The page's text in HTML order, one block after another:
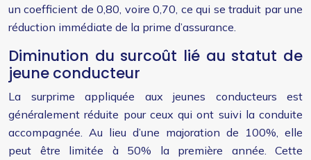
un coefficient de 0,80, voire 0,70, ce qui se traduit par une
réduction immédiate de la prime d’assurance.
Diminution du surcoût lié au statut de
jeune conducteur
La surprime appliquée aux jeunes conducteurs est
généralement réduite pour ceux qui ont suivi la conduite
accompagnée. Au lieu d’une majoration de 100%, elle
peut être limitée à 50% la première année. Cette